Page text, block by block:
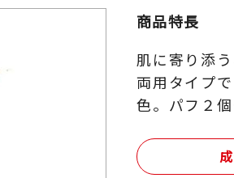
商品特長
肌に寄り添
両用タイプ
色。パフ２個